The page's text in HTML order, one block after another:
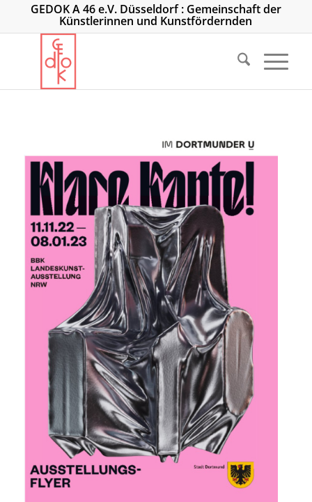
GEDOK A 46 e.V. Düsseldorf : Gemeinschaft der
Künstlerinnen und Kunstfördernden